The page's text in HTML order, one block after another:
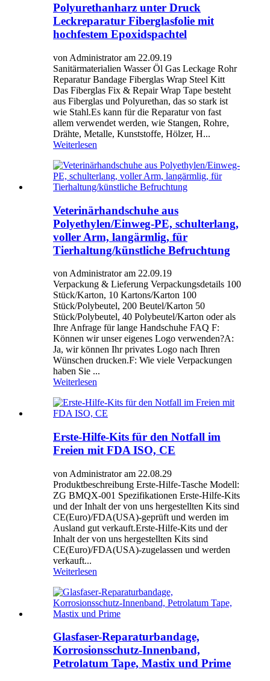
Polyurethanharz unter Druck
Leckreparatur Fiberglasfolie mit
hochfestem Epoxidspachtel
von Administrator am 22.09.19
Sanitärmaterialien Wasser Öl Gas Leckage Rohr
Reparatur Bandage Fiberglas Wrap Steel Kitt
Das Fiberglas Fix & Repair Wrap Tape besteht
aus Fiberglas und Polyurethan, das so stark ist
wie Stahl.Es kann für die Reparatur von fast
allem verwendet werden, wie Stangen, Rohre,
Drähte, Metalle, Kunststoffe, Hölzer, H...
Weiterlesen
Veterinärhandschuhe aus
Polyethylen/Einweg-PE, schulterlang,
voller Arm, langärmlig, für
Tierhaltung/künstliche Befruchtung
von Administrator am 22.09.19
Verpackung & Lieferung Verpackungsdetails 100
Stück/Karton, 10 Kartons/Karton 100
Stück/Polybeutel, 200 Beutel/Karton 50
Stück/Polybeutel, 40 Polybeutel/Karton oder als
Ihre Anfrage für lange Handschuhe FAQ F:
Können wir unser eigenes Logo verwenden?A:
Ja, wir können Ihr privates Logo nach Ihren
Wünschen drucken.F: Wie viele Verpackungen
haben Sie ...
Weiterlesen
Erste-Hilfe-Kits für den Notfall im
Freien mit FDA ISO, CE
von Administrator am 22.08.29
Produktbeschreibung Erste-Hilfe-Tasche Modell:
ZG BMQX-001 Spezifikationen Erste-Hilfe-Kits
und der Inhalt der von uns hergestellten Kits sind
CE(Euro)/FDA(USA)-geprüft und werden im
Ausland gut verkauft.Erste-Hilfe-Kits und der
Inhalt der von uns hergestellten Kits sind
CE(Euro)/FDA(USA)-zugelassen und werden
verkauft...
Weiterlesen
Glasfaser-Reparaturbandage,
Korrosionsschutz-Innenband,
Petrolatum Tape, Mastix und Prime